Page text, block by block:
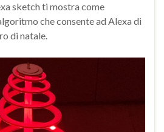
sketch ti mostra come
che consente ad Alexa di
di natale.